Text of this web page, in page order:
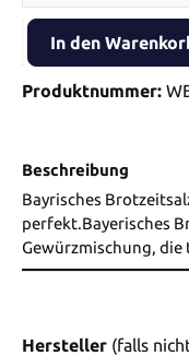
Produkt Anzahl: Gib
In den
Produktnummer:
Beschreibung
Bayrisches
perfekt.Bayerisches
Gewürzmischung,
Hersteller (falls